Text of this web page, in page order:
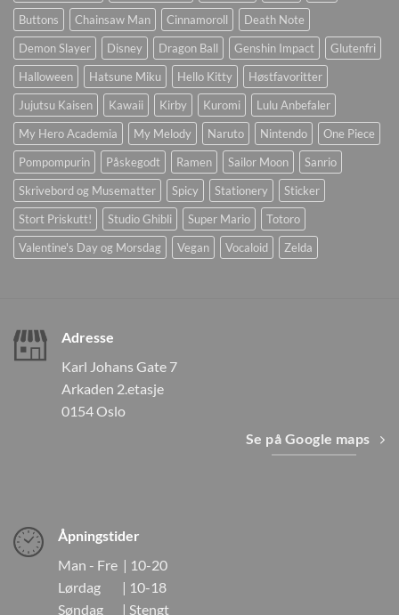
Buttons
Chainsaw Man Cinnamoroll
Death Note
Demon Slayer
Disney Dragon Ball Genshin Impact
Glutenfri
Halloween
Hatsune Miku Hello Kitty
Høstfavoritter
Jujutsu Kaisen
Kawaii Kirby Kuromi
Lulu Anbefaler
My Hero Academia
My Melody Naruto Nintendo
One Piece
Pompompurin
Påskegodt Ramen Sailor Moon
Sanrio
Skrivebord og Musematter
Spicy Stationery
Sticker
Stort Priskutt!
Studio Ghibli Super Mario
Totoro
Valentine's Day og Morsdag
Vegan Vocaloid Zelda
Adresse
Karl Johans Gate 7
Arkaden 2.etasje
0154 Oslo
Se på Google maps
Åpningstider
Man - Fre | 10-20
Lørdag | 10-18
Søndag | Stengt